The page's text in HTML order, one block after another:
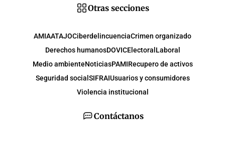
Contáctanos
Otras secciones
AMIAATAJOCiberdelincuenciaCrimen organizado
Derechos humanosDOVICElectoral Laboral
Medio ambienteNoticiasPAMIRecupero de activos
Seguridad social SIFRAIUsuarios y consumidores
Violencia institucional